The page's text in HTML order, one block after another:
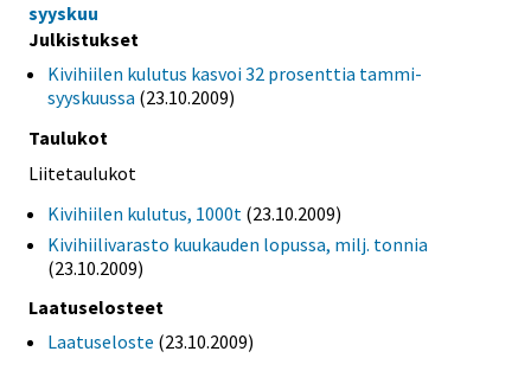
syyskuu
Julkistukset
Kivihiilen kulutus kasvoi 32 prosenttia tammi-
syyskuussa (23.10.2009)
Taulukot
Liitetaulukot
Kivihiilen kulutus, 1000t (23.10.2009)
Kivihiilivarasto kuukauden lopussa, milj. tonnia
(23.10.2009)
Laatuselosteet
Laatuseloste (23.10.2009)